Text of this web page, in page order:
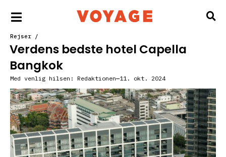
Rejser /
Verdens bedste hotel Capella
Bangkok
Med venlig hilsen: Redaktionen 11. okt. 2024